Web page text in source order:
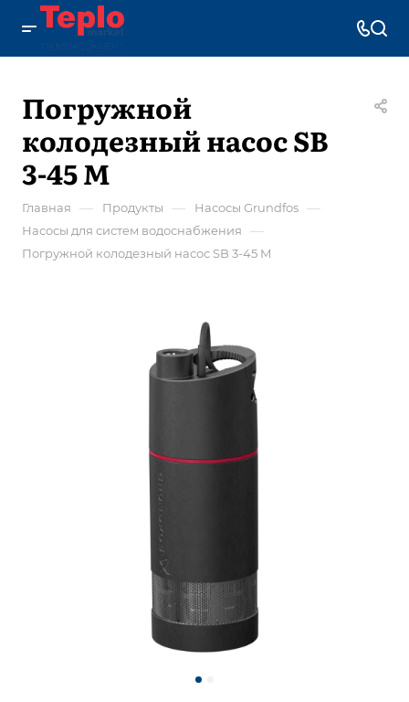
Погружной
колодезный насос SB
3-45 M
Главная — Продукты — Насосы Grundfos —
Насосы для систем водоснабжения —
Погружной колодезный насос SB 3-45 M